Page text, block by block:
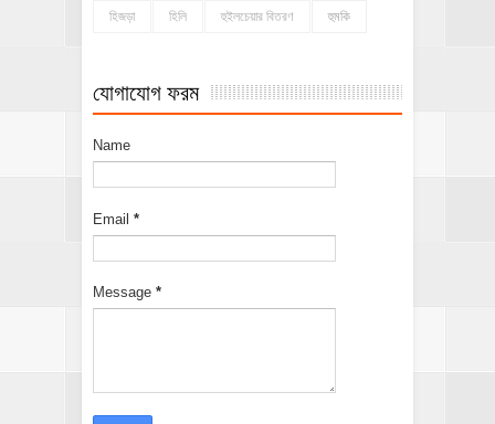
হিজড়া হিলি হুইলচেয়ার বিতরণ হুমকি
যোগাযোগ ফরম
Name
Email *
Message *